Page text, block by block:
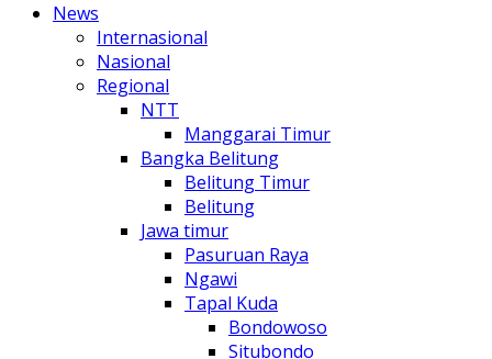
News
Internasional
Nasional
Regional
NTT
Manggarai Timur
Bangka Belitung
Belitung Timur
Belitung
Jawa timur
Pasuruan Raya
Ngawi
Tapal Kuda
Bondowoso
Situbondo